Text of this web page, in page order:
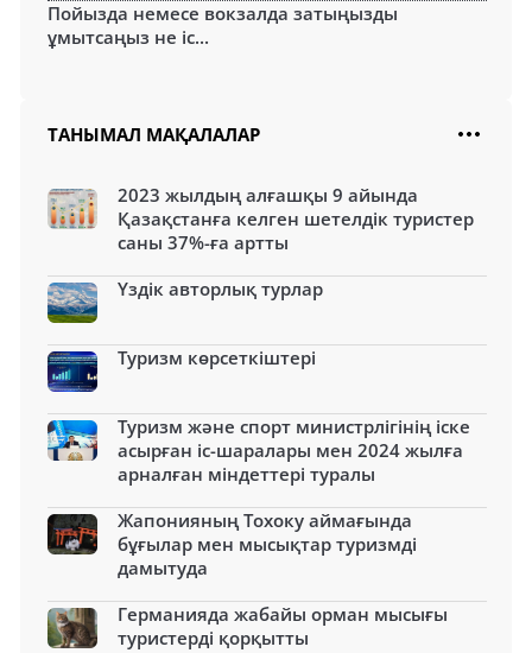
Пойызда немесе вокзалда затыңызды
ұмытсаңыз не іс...
ТАНЫМАЛ МАҚАЛАЛАР
2023 жылдың алғашқы 9 айында
Қазақстанға келген шетелдік туристер
саны 37%-ға артты
Үздік авторлық турлар
Туризм көрсеткіштері
Туризм және спорт министрлігінің іске
асырған іс-шаралары мен 2024 жылға
арналған міндеттері туралы
Жапонияның Тохоку аймағында
бұғылар мен мысықтар туризмді
дамытуда
Германияда жабайы орман мысығы
туристерді қорқытты